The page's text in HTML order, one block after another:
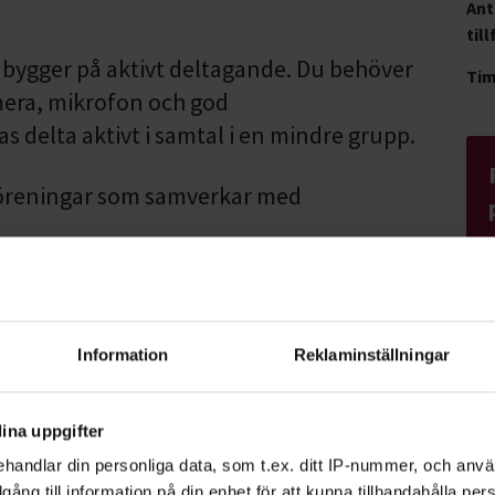
Information Reklaminställningar
uppgifter
din personliga data, som t.ex. ditt IP-nummer, och
på aktivt deltagande. Du behöver
mikrofon och god
delta aktivt i samtal i en mindre grupp.
som samverkar med
men inte dyker upp utan att ha
på 250 kr.